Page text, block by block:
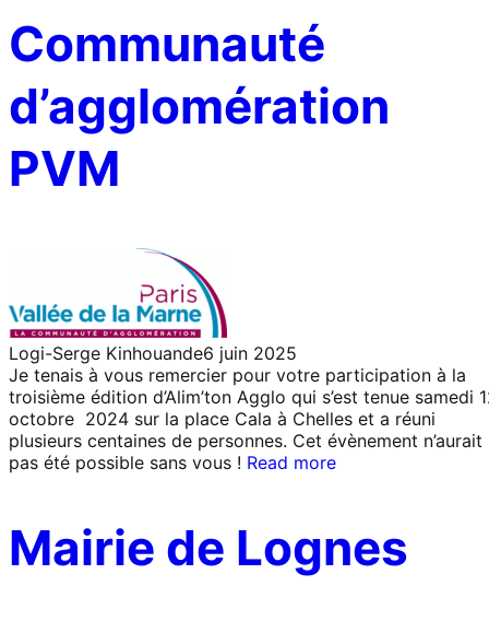
Communauté
d’agglomération
PVM
Logi-Serge Kinhouande6 juin 2025
Je tenais à vous remercier pour votre participation à la
troisième édition d’Alim’ton Agglo qui s’est tenue samedi
octobre 2024 sur la place Cala à Chelles et a réuni
plusieurs centaines de personnes. Cet évènement n’aurait
pas été possible sans vous ! Read more
Mairie de Lognes